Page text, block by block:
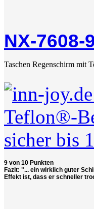
NX-7608-
Taschen Regenschirm mit
9 von 10 Punkten
Fazit: "... ein wirklich guter
Effekt ist, dass er schneller